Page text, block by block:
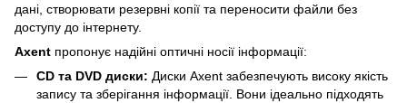
дані, створювати резервні копії та переносити файли без
доступу до інтернету.
Axent пропонує надійні оптичні носії інформації:
CD та DVD диски: Диски Axent забезпечують високу якість
запису та зберігання інформації. Вони ідеально підходять